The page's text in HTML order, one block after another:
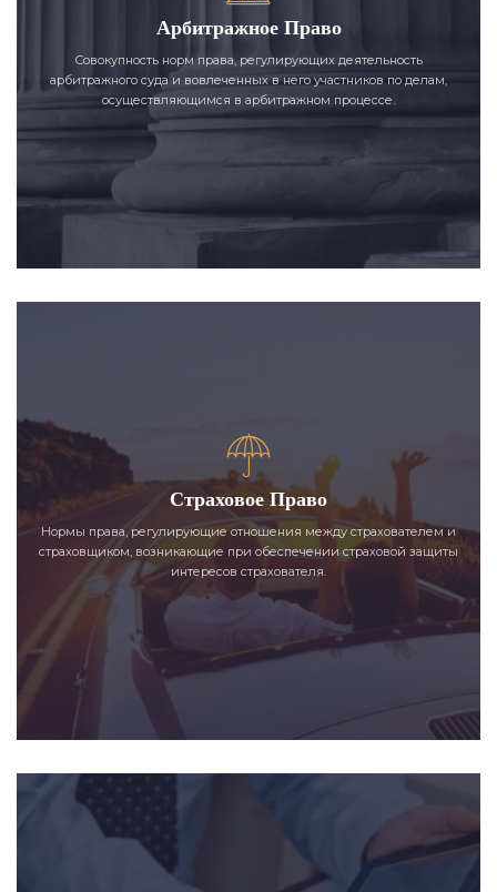
Арбитражное Право
Совокупность норм права, регулирующих деятельность
арбитражного суда и вовлеченных в него участников по делам,
осуществляющимся в арбитражном процессе.
Страховое Право
Нормы права, регулирующие отношения между страхователем и
страховщиком, возникающие при обеспечении страховой защиты
интересов страхователя.